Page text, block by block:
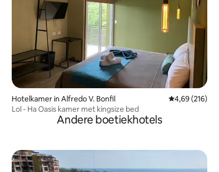
Hotelkamer in Alfredo V. Bonfil Gemiddelde
4,69 (216)
Lol - Ha Oasis kamer met kingsize bed
Andere boetiekhotels